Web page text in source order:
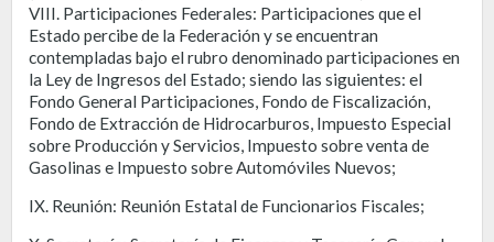
VIII. Participaciones Federales: Participaciones que el
Estado percibe de la Federación y se encuentran
contempladas bajo el rubro denominado participaciones en
la Ley de Ingresos del Estado; siendo las siguientes: el
Fondo General Participaciones, Fondo de Fiscalización,
Fondo de Extracción de Hidrocarburos, Impuesto Especial
sobre Producción y Servicios, Impuesto sobre venta de
Gasolinas e Impuesto sobre Automóviles Nuevos;
IX. Reunión: Reunión Estatal de Funcionarios Fiscales;